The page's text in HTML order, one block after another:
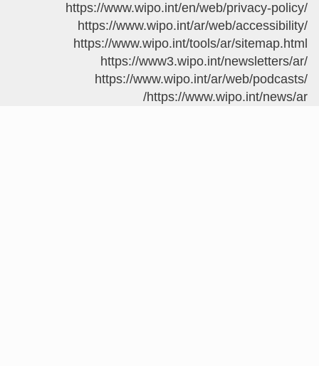
https://www.wipo.int/en/web/
https://www.wipo.int/ar/web/
https://www.wipo.int/tools/ar/
https://www3.wipo.int/
https://www.wipo.int/ar/
https://